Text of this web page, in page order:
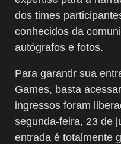
dos times
conhecidos da
autógrafos e fotos.
Para garantir sua
Games, basta
ingressos foram
segunda-feira, 23 de
entrada é totalmente